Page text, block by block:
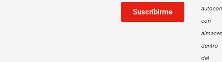
Suscribirme
con
dentro
del